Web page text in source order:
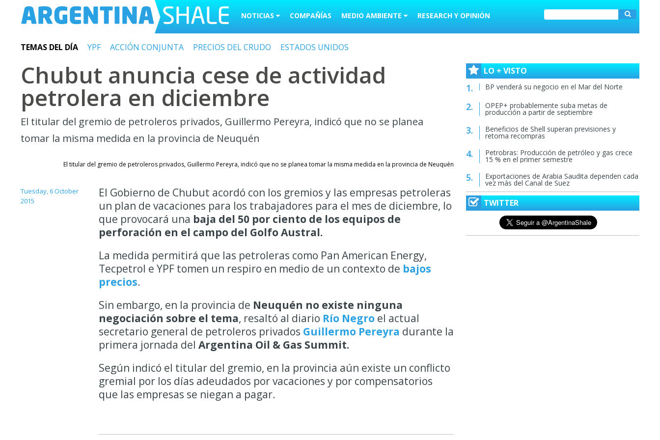
NOTICIAS COMPAÑÍAS MEDIO AMBIENTE RESEARCH Y OPINIÓN
TEMAS DEL DÍA YPF ACCIÓN CONJUNTA PRECIOS DEL CRUDO ESTADOS UNIDOS
Chubut anuncia cese de actividad
petrolera en diciembre
El titular del gremio de petroleros privados, Guillermo Pereyra, indicó que no se planea
tomar la misma medida en la provincia de Neuquén
El titular del gremio de petroleros privados, Guillermo Pereyra, indicó que no se planea tomar la misma medida en la provincia de Neuquén
Tuesday, 6 October
2015
El Gobierno de Chubut acordó con los gremios y las empresas petroleras
un plan de vacaciones para los trabajadores para el mes de diciembre, lo
que provocará una baja del 50 por ciento de los equipos de
perforación en el campo del Golfo Austral.
La medida permitirá que las petroleras como Pan American Energy,
Tecpetrol e YPF tomen un respiro en medio de un contexto de bajos
precios.
Sin embargo, en la provincia de Neuquén no existe ninguna
negociación sobre el tema, resaltó al diario Río Negroel actual
secretario general de petroleros privados Guillermo Pereyra durante la
primera jornada del Argentina Oil & Gas Summit.
Según indicó el titular del gremio, en la provincia aún existe un conflicto
gremial por los días adeudados por vacaciones y por compensatorios
que las empresas se niegan a pagar.
LO + VISTO
BP venderá su negocio en el Mar del Norte
OPEP+ probablemente suba metas de
producción a partir de septiembre
Beneficios de Shell superan previsiones y
retoma recompras
Petrobras: Producción de petróleo y gas crece
15 % en el primer semestre
Exportaciones de Arabia Saudita dependen cada
vez más del Canal de Suez
TWITTER